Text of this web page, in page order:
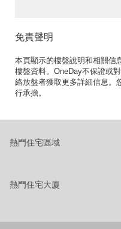
免責聲明
本頁顯示的樓盤說明和相關信
樓盤資料。OneDay不保證或
絡放盤者獲取更多詳細信息。
行承擔。
熱門住宅區域
熱門住宅大廈